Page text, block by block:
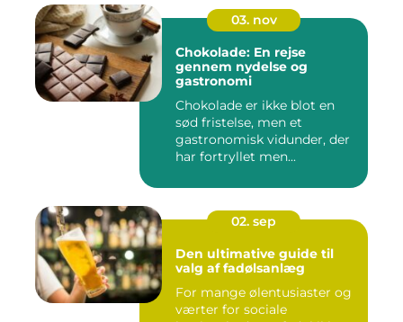
03. nov
Chokolade: En rejse
gennem nydelse og
gastronomi
Chokolade er ikke blot en
sød fristelse, men et
gastronomisk vidunder, der
har fortryllet men...
02. sep
Den ultimative guide til
valg af fadølsanlæg
For mange ølentusiaster og
værter for sociale